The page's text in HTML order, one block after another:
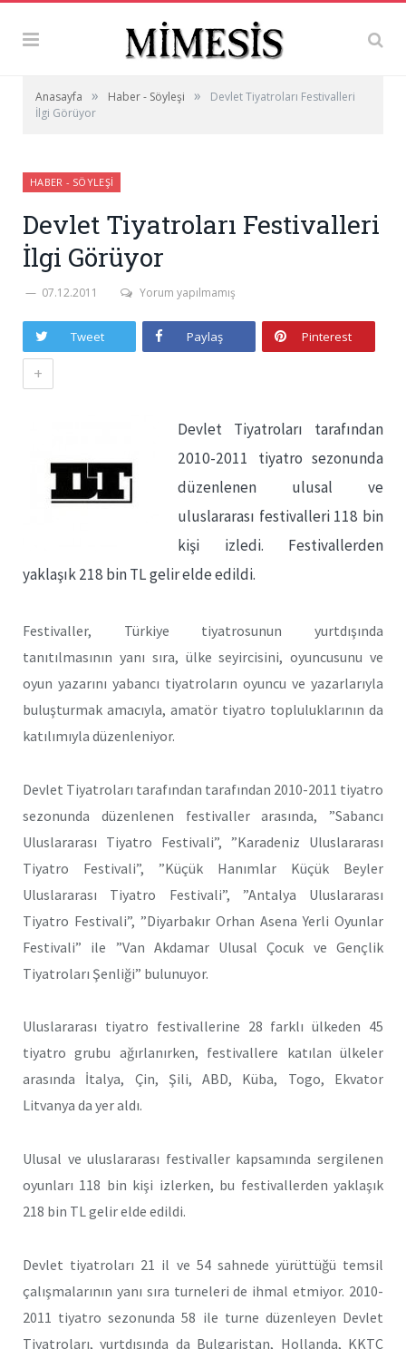
Anasayfa » Haber - Söyleşi »
Devlet Tiyatroları Festivalleri
İlgi Görüyor
HABER - SÖYLEŞI
Devlet Tiyatroları Festivalleri
İlgi Görüyor
07.12.2011 Yorum yapılmamış
Tweet Paylaş Pinterest
+
Devlet Tiyatroları tarafından
2010-2011 tiyatro sezonunda
düzenlenen ulusal ve
uluslararası festivalleri 118 bin
kişi izledi. Festivallerden
yaklaşık 218 bin TL gelir elde edildi.
Festivaller, Türkiye tiyatrosunun yurtdışında
tanıtılmasının yanı sıra, ülke seyircisini, oyuncusunu ve
oyun yazarını yabancı tiyatroların oyuncu ve yazarlarıyla
buluşturmak amacıyla, amatör tiyatro topluluklarının da
katılımıyla düzenleniyor.
Devlet Tiyatroları tarafından tarafından 2010-2011 tiyatro
sezonunda düzenlenen festivaller arasında, ”Sabancı
Uluslararası Tiyatro Festivali”, ”Karadeniz Uluslararası
Tiyatro Festivali”, ”Küçük Hanımlar Küçük Beyler
Uluslararası Tiyatro Festivali”, ”Antalya Uluslararası
Tiyatro Festivali”, ”Diyarbakır Orhan Asena Yerli Oyunlar
Festivali” ile ”Van Akdamar Ulusal Çocuk ve Gençlik
Tiyatroları Şenliği” bulunuyor.
Uluslararası tiyatro festivallerine 28 farklı ülkeden 45
tiyatro grubu ağırlanırken, festivallere katılan ülkeler
arasında İtalya, Çin, Şili, ABD, Küba, Togo, Ekvator
Litvanya da yer aldı.
Ulusal ve uluslararası festivaller kapsamında sergilenen
oyunları 118 bin kişi izlerken, bu festivallerden yaklaşık
218 bin TL gelir elde edildi.
Devlet tiyatroları 21 il ve 54 sahnede yürüttüğü temsil
çalışmalarının yanı sıra turneleri de ihmal etmiyor. 2010-
2011 tiyatro sezonunda 58 ile turne düzenleyen Devlet
Tiyatroları, yurtdışında da Bulgaristan, Hollanda, KKTC